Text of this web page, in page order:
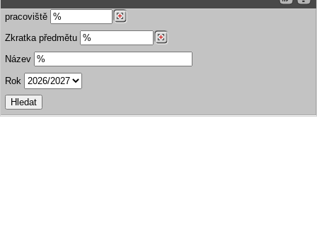
pracoviště
Zkratka předmětu
Název
Rok